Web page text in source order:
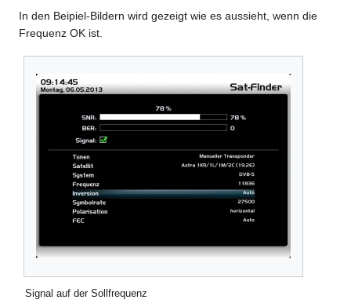
In den Beipiel-Bildern wird gezeigt wie es aussieht, wenn die
Frequenz OK ist.
Signal auf der Sollfrequenz